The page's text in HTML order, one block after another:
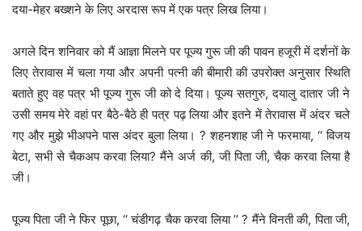
दया-मेहर बख्शने के लिए अरदास रूप में एक पत्र लिख लिया।
अगले दिन शनिवार को मैं आज्ञा मिलने पर पूज्य गुरू जी की पावन हजूरी में दर्शनों के
लिए तेरावास में चला गया और अपनी पत्नी की बीमारी की उपरोक्त अनुसार स्थिति
बताते हुए वह पत्र भी पूज्य गुरू जी को दे दिया। पूज्य सतगुरु, दयालु दातार जी ने
उसी समय मेरे वहां पर बैठे-बैठे ही पत्र पढ़ लिया और इतने में तेरावास में अंदर चले
गए और मुझे भीअपने पास अंदर बुला लिया। ? शहनशाह जी ने फरमाया, ‘‘ विजय
बेटा, सभी से चैकअप करवा लिया? मैंने अर्ज की, जी पिता जी, चैक करवा लिया है
जी।
पूज्य पिता जी ने फिर पूछा, ‘‘ चंडीगढ़ चैक करवा लिया ’’ ? मैंने विनती की, पिता जी,